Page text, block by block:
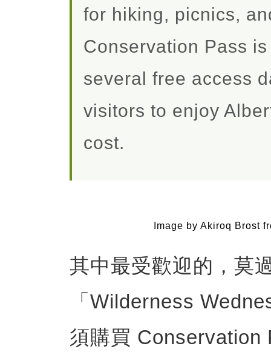
for hiking, picnics,
Conservation Pass
several free access
visitors to enjoy
cost.
Image by Akiroq Brost
其中最受歡迎的，莫
「Wilderness
須購買 Conservation